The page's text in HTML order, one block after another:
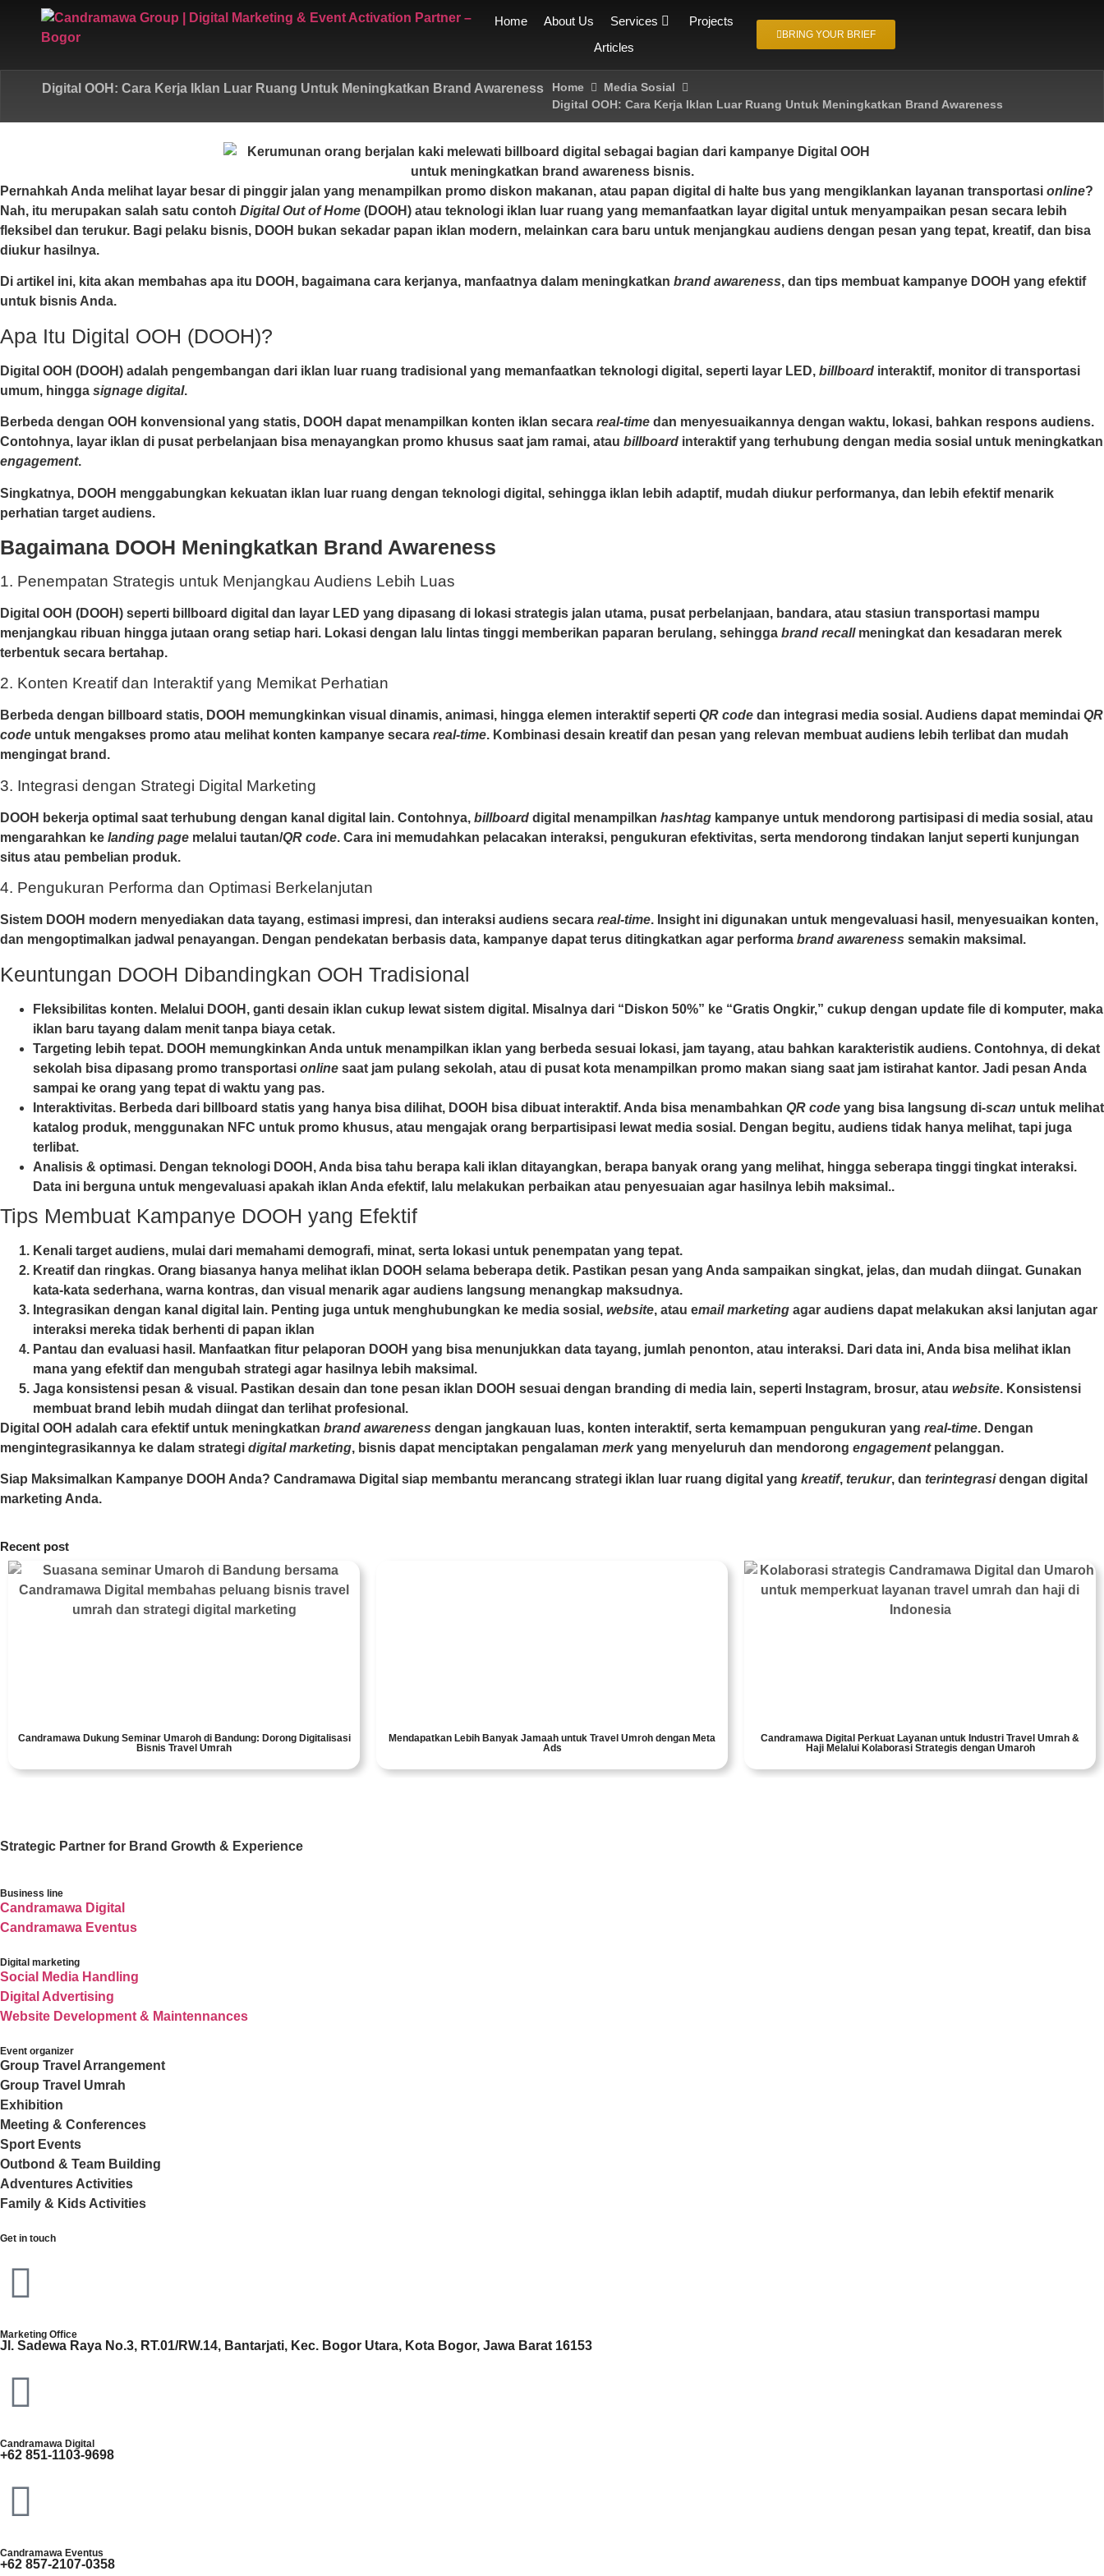
Home About Us Services
Projects
Articles
BRING YOUR BRIEF
Digital OOH: Cara Kerja Iklan Luar Ruang Untuk Meningkatkan Brand Awareness Home
Media Sosial
Digital OOH: Cara Kerja Iklan Luar Ruang Untuk Meningkatkan Brand Awareness
Pernahkah Anda melihat layar besar di pinggir jalan yang menampilkan promo diskon makanan, atau papan digital di halte bus yang mengiklankan layanan transportasi online?
Nah, itu merupakan salah satu contoh Digital Out of Home (DOOH) atau teknologi iklan luar ruang yang memanfaatkan layar digital untuk menyampaikan pesan secara lebih
fleksibel dan terukur. Bagi pelaku bisnis, DOOH bukan sekadar papan iklan modern, melainkan cara baru untuk menjangkau audiens dengan pesan yang tepat, kreatif, dan bisa
diukur hasilnya.
Di artikel ini, kita akan membahas apa itu DOOH, bagaimana cara kerjanya, manfaatnya dalam meningkatkan brand awareness, dan tips membuat kampanye DOOH yang efektif
untuk bisnis Anda.
Apa Itu Digital OOH (DOOH)?
Digital OOH (DOOH) adalah pengembangan dari iklan luar ruang tradisional yang memanfaatkan teknologi digital, seperti layar LED, billboard interaktif, monitor di transportasi
umum, hingga signage digital.
Berbeda dengan OOH konvensional yang statis, DOOH dapat menampilkan konten iklan secara real-time dan menyesuaikannya dengan waktu, lokasi, bahkan respons audiens.
Contohnya, layar iklan di pusat perbelanjaan bisa menayangkan promo khusus saat jam ramai, atau billboard interaktif yang terhubung dengan media sosial untuk meningkatkan
engagement.
Singkatnya, DOOH menggabungkan kekuatan iklan luar ruang dengan teknologi digital, sehingga iklan lebih adaptif, mudah diukur performanya, dan lebih efektif menarik
perhatian target audiens.
Bagaimana DOOH Meningkatkan Brand Awareness
1. Penempatan Strategis untuk Menjangkau Audiens Lebih Luas
Digital OOH (DOOH) seperti billboard digital dan layar LED yang dipasang di lokasi strategis jalan utama, pusat perbelanjaan, bandara, atau stasiun transportasi mampu
menjangkau ribuan hingga jutaan orang setiap hari. Lokasi dengan lalu lintas tinggi memberikan paparan berulang, sehingga brand recallmeningkat dan kesadaran merek
terbentuk secara bertahap.
2. Konten Kreatif dan Interaktif yang Memikat Perhatian
Berbeda dengan billboard statis, DOOH memungkinkan visual dinamis, animasi, hingga elemen interaktif seperti QR code dan integrasi media sosial. Audiens dapat memindai QR
code untuk mengakses promo atau melihat konten kampanye secara real-time. Kombinasi desain kreatif dan pesan yang relevan membuat audiens lebih terlibat dan mudah
mengingat brand.
3. Integrasi dengan Strategi Digital Marketing
DOOH bekerja optimal saat terhubung dengan kanal digital lain. Contohnya, billboard digital menampilkan hashtag kampanye untuk mendorong partisipasi di media sosial, atau
mengarahkan ke landing page melalui tautan/QR code. Cara ini memudahkan pelacakan interaksi, pengukuran efektivitas, serta mendorong tindakan lanjut seperti kunjungan
situs atau pembelian produk.
4. Pengukuran Performa dan Optimasi Berkelanjutan
Sistem DOOH modern menyediakan data tayang, estimasi impresi, dan interaksi audiens secara real-time. Insight ini digunakan untuk mengevaluasi hasil, menyesuaikan konten,
dan mengoptimalkan jadwal penayangan. Dengan pendekatan berbasis data, kampanye dapat terus ditingkatkan agar performa brand awareness semakin maksimal.
Keuntungan DOOH Dibandingkan OOH Tradisional
Fleksibilitas konten. Melalui DOOH, ganti desain iklan cukup lewat sistem digital. Misalnya dari “Diskon 50%” ke “Gratis Ongkir,” cukup dengan update file di komputer, maka
iklan baru tayang dalam menit tanpa biaya cetak.
Targeting lebih tepat. DOOH memungkinkan Anda untuk menampilkan iklan yang berbeda sesuai lokasi, jam tayang, atau bahkan karakteristik audiens. Contohnya, di dekat
sekolah bisa dipasang promo transportasi online saat jam pulang sekolah, atau di pusat kota menampilkan promo makan siang saat jam istirahat kantor. Jadi pesan Anda
sampai ke orang yang tepat di waktu yang pas.
Interaktivitas. Berbeda dari billboard statis yang hanya bisa dilihat, DOOH bisa dibuat interaktif. Anda bisa menambahkan QR code yang bisa langsung di-scan untuk melihat
katalog produk, menggunakan NFC untuk promo khusus, atau mengajak orang berpartisipasi lewat media sosial. Dengan begitu, audiens tidak hanya melihat, tapi juga
terlibat.
Analisis & optimasi. Dengan teknologi DOOH, Anda bisa tahu berapa kali iklan ditayangkan, berapa banyak orang yang melihat, hingga seberapa tinggi tingkat interaksi.
Data ini berguna untuk mengevaluasi apakah iklan Anda efektif, lalu melakukan perbaikan atau penyesuaian agar hasilnya lebih maksimal..
Tips Membuat Kampanye DOOH yang Efektif
Kenali target audiens, mulai dari memahami demografi, minat, serta lokasi untuk penempatan yang tepat.
Kreatif dan ringkas. Orang biasanya hanya melihat iklan DOOH selama beberapa detik. Pastikan pesan yang Anda sampaikan singkat, jelas, dan mudah diingat. Gunakan
kata-kata sederhana, warna kontras, dan visual menarik agar audiens langsung menangkap maksudnya.
Integrasikan dengan kanal digital lain. Penting juga untuk menghubungkan ke media sosial, website, atau email marketing agar audiens dapat melakukan aksi lanjutan agar
interaksi mereka tidak berhenti di papan iklan
Pantau dan evaluasi hasil . Manfaatkan fitur pelaporan DOOH yang bisa menunjukkan data tayang, jumlah penonton, atau interaksi. Dari data ini, Anda bisa melihat iklan
mana yang efektif dan mengubah strategi agar hasilnya lebih maksimal.
Jaga konsistensi pesan & visual . Pastikan desain dan tone pesan iklan DOOH sesuai dengan branding di media lain, seperti Instagram, brosur, atau website. Konsistensi
membuat brand lebih mudah diingat dan terlihat profesional.
Digital OOH adalah cara efektif untuk meningkatkan brand awareness dengan jangkauan luas, konten interaktif, serta kemampuan pengukuran yang real-time. Dengan
mengintegrasikannya ke dalam strategi digital marketing, bisnis dapat menciptakan pengalaman merkyang menyeluruh dan mendorong engagementpelanggan.
Siap Maksimalkan Kampanye DOOH Anda? Candramawa Digital siap membantu merancang strategi iklan luar ruang digital yang kreatif, terukur, dan terintegrasidengan digital
marketing Anda.
Recent post
Candramawa Dukung Seminar Umaroh di Bandung: Dorong Digitalisasi
Bisnis Travel Umrah
Mendapatkan Lebih Banyak Jamaah untuk Travel Umroh dengan Meta
Ads
Candramawa Digital Perkuat Layanan untuk Industri Travel Umrah &
Haji Melalui Kolaborasi Strategis dengan Umaroh
Strategic Partner for Brand Growth & Experience
Business line
Candramawa Digital
Candramawa Eventus
Digital marketing
Social Media Handling
Digital Advertising
Website Development & Maintennances
Event organizer
Group Travel Arrangement
Group Travel Umrah
Exhibition
Meeting & Conferences
Sport Events
Outbond & Team Building
Adventures Activities
Family & Kids Activities
Get in touch
Marketing Office
Jl. Sadewa Raya No.3, RT.01/RW.14, Bantarjati, Kec. Bogor Utara, Kota Bogor, Jawa Barat 16153
Candramawa Digital
+62 851-1103-9698
Candramawa Eventus
+62 857-2107-0358